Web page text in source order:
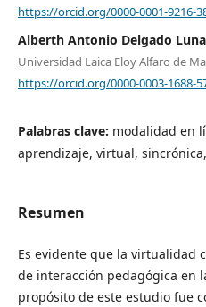
https://orcid.org/0000-0001-9216-
Alberth Antonio Delgado Luna
Universidad Laica Eloy Alfaro de
https://orcid.org/0000-0003-1688-
Palabras clave: modalidad en
aprendizaje, virtual,
Resumen
Es evidente que la virtualidad
de interacción pedagógica en
propósito de este estudio fue